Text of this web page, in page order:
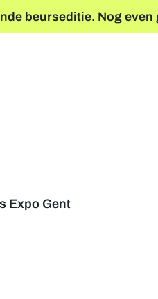
beurseditie. Nog
Expo Gent